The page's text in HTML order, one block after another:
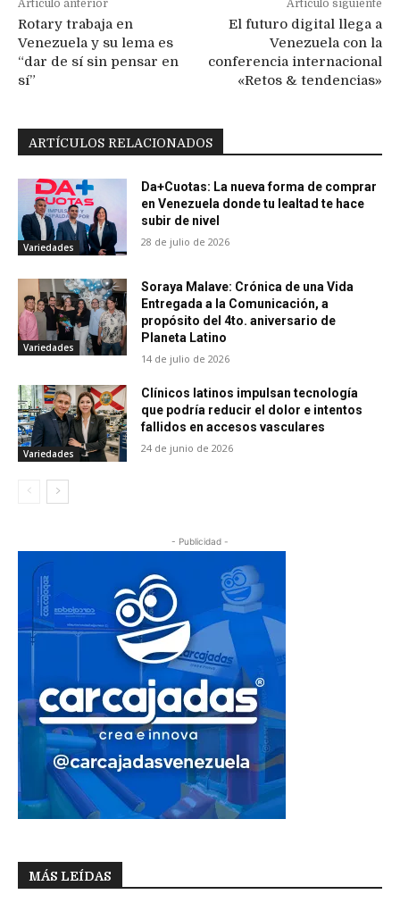
Artículo anterior
Rotary trabaja en
Venezuela y su lema es
“dar de sí sin pensar en
sí”
Artículo siguiente
El futuro digital llega a
Venezuela con la
conferencia internacional
«Retos & tendencias»
ARTÍCULOS RELACIONADOS
Variedades
Da+Cuotas: La nueva forma de comprar
en Venezuela donde tu lealtad te hace
subir de nivel
28 de julio de 2026
Variedades
Soraya Malave: Crónica de una Vida
Entregada a la Comunicación, a
propósito del 4to. aniversario de
Planeta Latino
14 de julio de 2026
Variedades
Clínicos latinos impulsan tecnología
que podría reducir el dolor e intentos
fallidos en accesos vasculares
24 de junio de 2026
- Publicidad -
MÁS LEÍDAS